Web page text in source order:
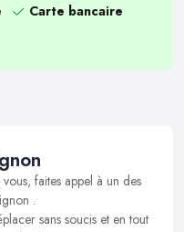
Carte bancaire
faites appel à un des
.
sans soucis et en tout